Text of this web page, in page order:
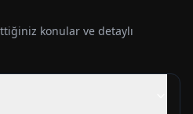
konular ve detaylı